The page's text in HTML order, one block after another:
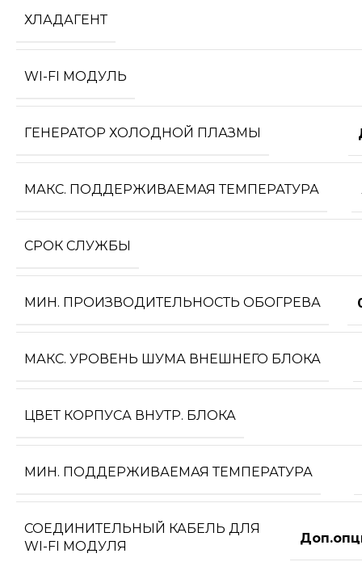
ХЛАДАГЕНТ
WI-FI МОДУЛЬ
ГЕНЕРАТОР ХОЛОДНОЙ ПЛАЗМЫ
МАКС. ПОДДЕРЖИВАЕМАЯ ТЕМПЕРАТУРА
СРОК СЛУЖБЫ
МИН. ПРОИЗВОДИТЕЛЬНОСТЬ ОБОГРЕВА
МАКС. УРОВЕНЬ ШУМА ВНЕШНЕГО БЛОКА
ЦВЕТ КОРПУСА ВНУТР. БЛОКА
МИН. ПОДДЕРЖИВАЕМАЯ ТЕМПЕРАТУРА
СОЕДИНИТЕЛЬНЫЙ КАБЕЛЬ ДЛЯ
WI-FI МОДУЛЯ